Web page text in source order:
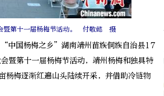
暨第十一届杨梅节活动。 付敬懿 摄
国杨梅之乡”湖南靖州苗族侗族自治县17
第十一届杨梅节活动，靖州杨梅和独具特
杨梅逐渐红遍山头陆续开采，并借助冷链物